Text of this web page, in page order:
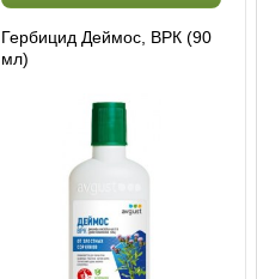
Гербицид Деймос, ВРК (90
мл)